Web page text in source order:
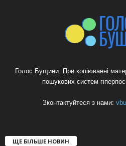
Голос Бущини. При копіюванні
пошукових систем
Зконтактуйтеся з нами:
ЩЕ БІЛЬШЕ НОВИН